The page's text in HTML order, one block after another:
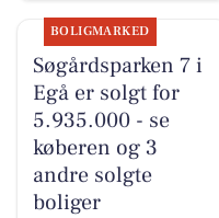
BOLIGMARKED
Søgårdsparken 7 i
Egå er solgt for
5.935.000 - se
køberen og 3
andre solgte
boliger